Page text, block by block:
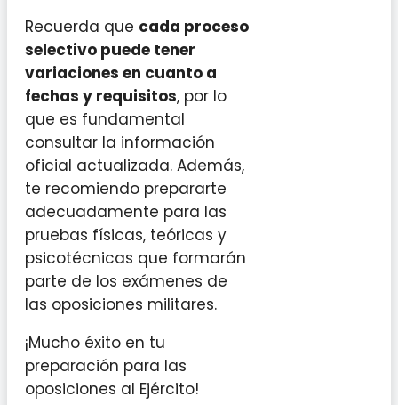
Recuerda que cada proceso
selectivo puede tener
variaciones en cuanto a
fechas y requisitos, por lo
que es fundamental
consultar la información
oficial actualizada. Además,
te recomiendo prepararte
adecuadamente para las
pruebas físicas, teóricas y
psicotécnicas que formarán
parte de los exámenes de
las oposiciones militares.
¡Mucho éxito en tu
preparación para las
oposiciones al Ejército!